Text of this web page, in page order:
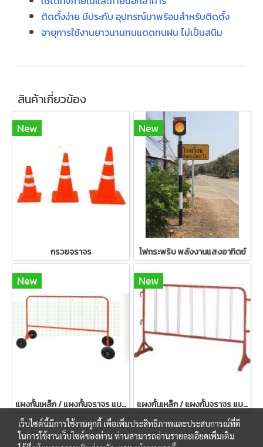
ติดตั้งง่าย มีประกับ อุปกรณ์มาพร้อมสำหรับติดตั้ง
อายุการใช้งานยาวนานทนแดดทนฝน ไม่เป็นสนิม
สินค้าเกี่ยวข้อง
New
กรวยจราจร
New
ไฟกระพริบ พลังงานแสงอาทิตย์
New
แผงกั้นเหล็ก / แผงกั้นจราจร แบบมีล้อ
New
แผงกั้นเหล็ก / แผงกั้นจราจร แบบไม่มีล้อ
เว็บไซต์นี้มีการใช้งานคุกกี้ เพื่อเพิ่มประสิทธิภาพและประสบการณ์ที่ดี
ในการใช้งานเว็บไซต์ของท่าน ท่านสามารถอ่านรายละเอียดเพิ่มเติม